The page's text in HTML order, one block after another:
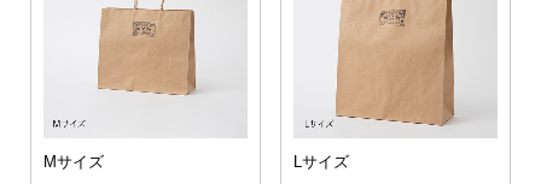
Mサイズ Lサイズ